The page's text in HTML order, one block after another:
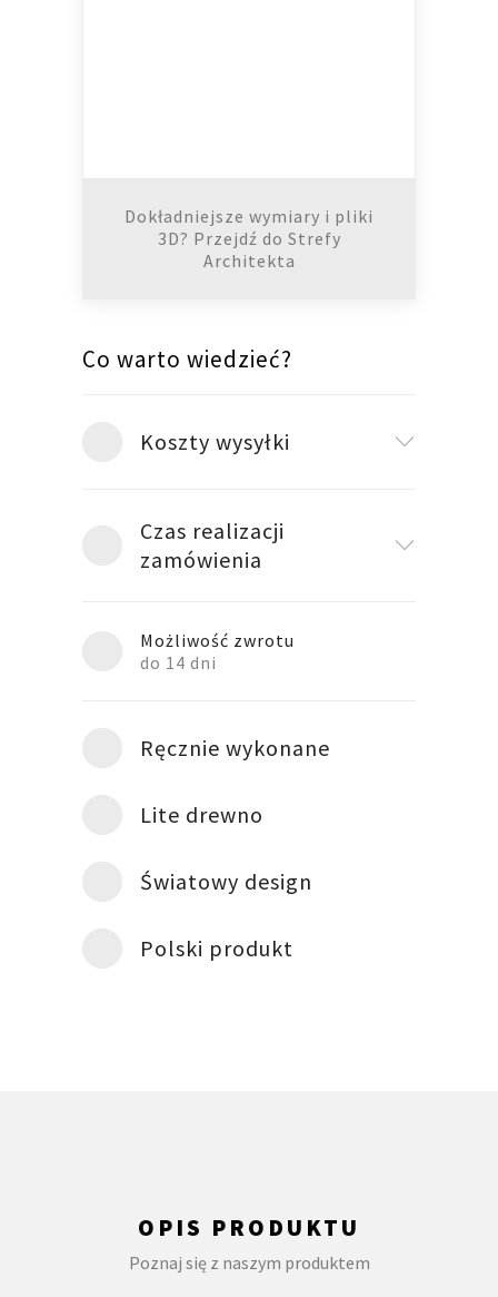
Dokładniejsze wymiary i pliki
3D? Przejdź do Strefy
Architekta
Co warto wiedzieć?
Koszty wysyłki
Czas realizacji
zamówienia
Możliwość zwrotu
do 14 dni
Ręcznie wykonane
Lite drewno
Światowy design
Polski produkt
OPIS PRODUKTU
Poznaj się z naszym produktem